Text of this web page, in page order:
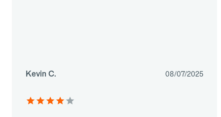
Kevin C. 08/07/2025